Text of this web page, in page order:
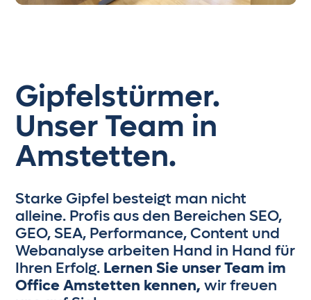
Gipfelstürmer.
Unser Team in
Amstetten.
Starke Gipfel besteigt man nicht
alleine. Profis aus den Bereichen SEO,
GEO, SEA, Performance, Content und
Webanalyse arbeiten Hand in Hand für
Ihren Erfolg. Lernen Sie unser Team im
Office Amstetten kennen, wir freuen